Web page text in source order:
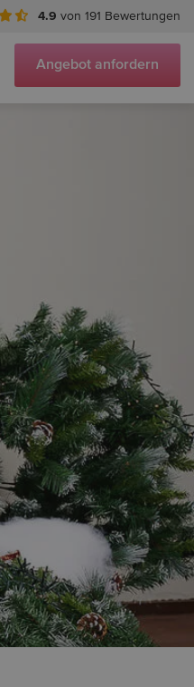
4.9 von 191 Bewertungen
Angebot anfordern